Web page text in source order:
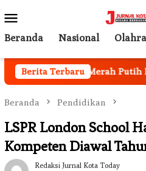
ke
kontenMobile
Beranda Nasional
Berita Terbaru
Koperasi Merah Putih
Beranda Pendidikan
LSPR London School
Kompeten Diawal
Redaksi Jurnal Kota Today